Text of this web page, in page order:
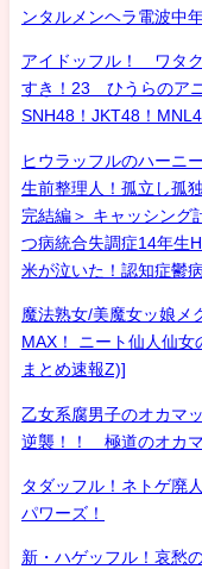
ンタルメンヘラ電波中
アイドッフル！ ワタ
すき！23 ひうらのア
SNH48！JKT48！
ヒウラッフルのハーニ
生前整理人！孤立し孤
完結編＞ キャッシング
つ病統合失調症14年生
米が泣いた！認知症鬱
魔法熟女/美魔女ッ娘メ
MAX！ ニート仙人仙
まとめ速報Z)]
乙女系腐男子のオカマ
逆襲！！ 極道のオカマ
タダッフル！ネトゲ廃
パワーズ！
新・ハゲッフル！哀愁